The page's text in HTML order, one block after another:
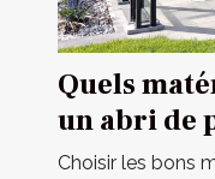
Quels
un abri de
Choisir les bons